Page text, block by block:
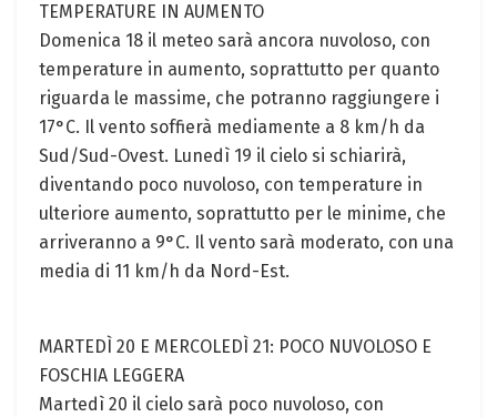
TEMPERATURE IN AUMENTO
Domenica 18 il meteo sarà ancora nuvoloso, con
temperature in aumento, soprattutto per quanto
riguarda le massime, che potranno raggiungere i
17°C. Il vento soffierà mediamente a 8 km/h da
Sud/Sud-Ovest. Lunedì 19 il cielo si schiarirà,
diventando poco nuvoloso, con temperature in
ulteriore aumento, soprattutto per le minime, che
arriveranno a 9°C. Il vento sarà moderato, con una
media di 11 km/h da Nord-Est.
MARTEDÌ 20 E MERCOLEDÌ 21: POCO NUVOLOSO E
FOSCHIA LEGGERA
Martedì 20 il cielo sarà poco nuvoloso, con